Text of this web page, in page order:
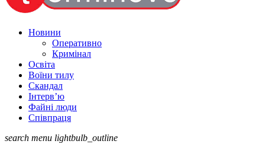
Новини
Оперативно
Кримінал
Освіта
Воїни тилу
Скандал
Інтерв’ю
Файні люди
Співпраця
search menu lightbulb_outline